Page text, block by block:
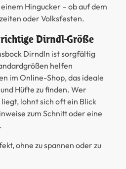
Hingucker – ob auf dem
oder Volksfesten.
Dirndl-Größe
Dirndln ist sorgfältig
helfen
im Online-Shop, das ideale
Hüfte zu finden. Wer
lohnt sich oft ein Blick
zum Schnitt oder eine
ohne zu spannen oder zu